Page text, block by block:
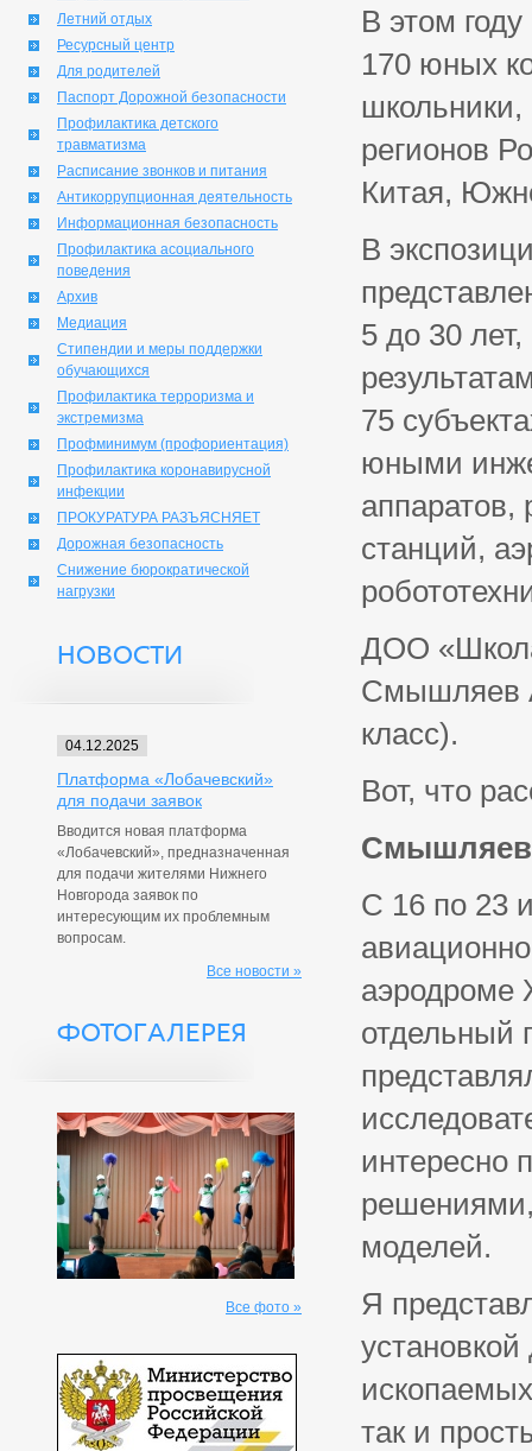
Летний отдых
Ресурсный центр
Для родителей
Паспорт Дорожной безопасности
Профилактика детского
травматизма
Расписание звонков и питания
Антикоррупционная деятельность
Информационная безопасность
Профилактика асоциального
поведения
Архив
Медиация
Стипендии и меры поддержки
обучающихся
Профилактика терроризма и
экстремизма
Профминимум (профориентация)
Профилактика коронавирусной
инфекции
ПРОКУРАТУРА РАЗЪЯСНЯЕТ
Дорожная безопасность
Снижение бюрократической
нагрузки
НОВОСТИ
04.12.2025
Платформа «Лобачевский»
для подачи заявок
Вводится новая платформа
«Лобачевский», предназначенная
для подачи жителями Нижнего
Новгорода заявок по
интересующим их проблемным
вопросам.
Все новости »
ФОТОГАЛЕРЕЯ
Все фото »
В этом
170 юных
регионов
Китая,
В
5 до 30
75
юными
аппаратов,
станций,
ДОО
Смышляев
класс).
Вот, что
С 16 по 23
аэродроме
отдельный
интересно
моделей.
Я
так и